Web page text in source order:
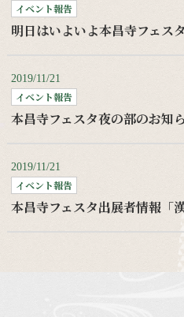
イベント報告
2019/11/21
イベント報告
本昌寺フェスタ夜の部のお知
2019/11/21
イベント報告
本昌寺フェスタ出展者情報「漢